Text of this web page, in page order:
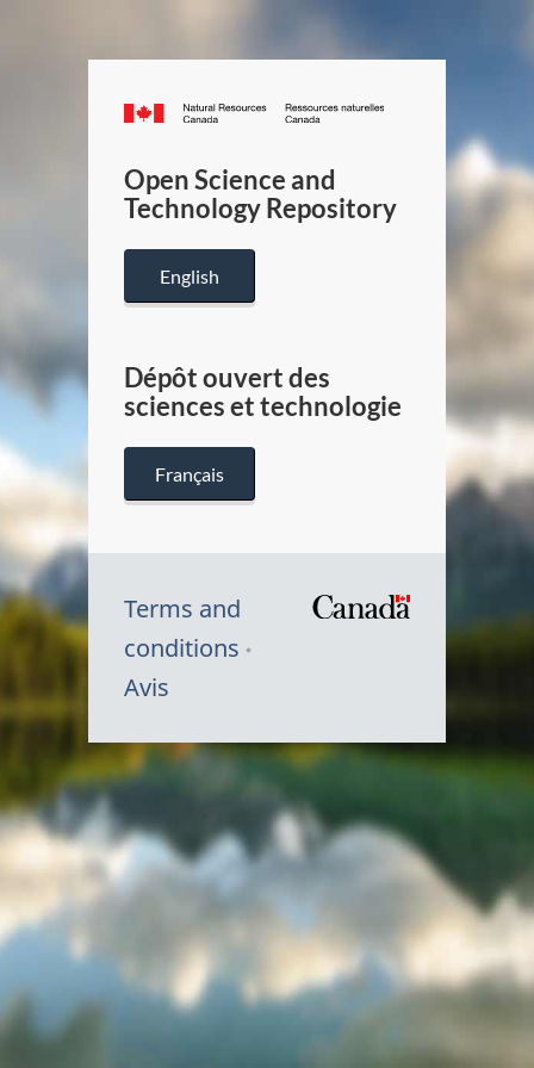
Canada.ca
/
Canada
Open Science and
Technology Repository
English
Dépôt ouvert des
sciences et technologie
Français
Terms and
conditions
Avis
Symbole
du